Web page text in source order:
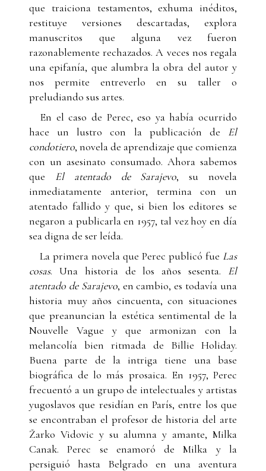
que traiciona testamentos, exhuma inéditos,
restituye versiones descartadas, explora
manuscritos que alguna vez fueron
razonablemente rechazados. A veces nos regala
una epifanía, que alumbra la obra del autor y
nos permite entreverlo en su taller o
preludiando sus artes.
En el caso de Perec, eso ya había ocurrido
hace un lustro con la publicación de El
condotiero, novela de aprendizaje que comienza
con un asesinato consumado. Ahora sabemos
que El atentado de Sarajevo, su novela
inmediatamente anterior, termina con un
atentado fallido y que, si bien los editores se
negaron a publicarla en 1957, tal vez hoy en día
sea digna de ser leída.
La primera novela que Perec publicó fue Las
cosas. Una historia de los años sesenta. El
atentado de Sarajevo, en cambio, es todavía una
historia muy años cincuenta, con situaciones
que preanuncian la estética sentimental de la
Nouvelle Vague y que armonizan con la
melancolía bien ritmada de Billie Holiday.
Buena parte de la intriga tiene una base
biográfica de lo más prosaica. En 1957, Perec
frecuentó a un grupo de intelectuales y artistas
yugoslavos que residían en París, entre los que
se encontraban el profesor de historia del arte
Žarko Vidovic y su alumna y amante, Milka
Canak. Perec se enamoró de Milka y la
persiguió hasta Belgrado en una aventura